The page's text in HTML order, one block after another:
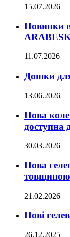
15.07.2026
Новинки
11.07.2026
Дошки
13.06.2026
Нова
доступна
30.03.2026
Нова
21.02.2026
Нові
26.12.2025